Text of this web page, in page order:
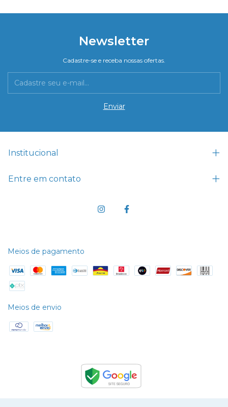
Newsletter
Cadastre-se e receba nossas ofertas.
Institucional
Entre em contato
Meios de pagamento
Meios de envio